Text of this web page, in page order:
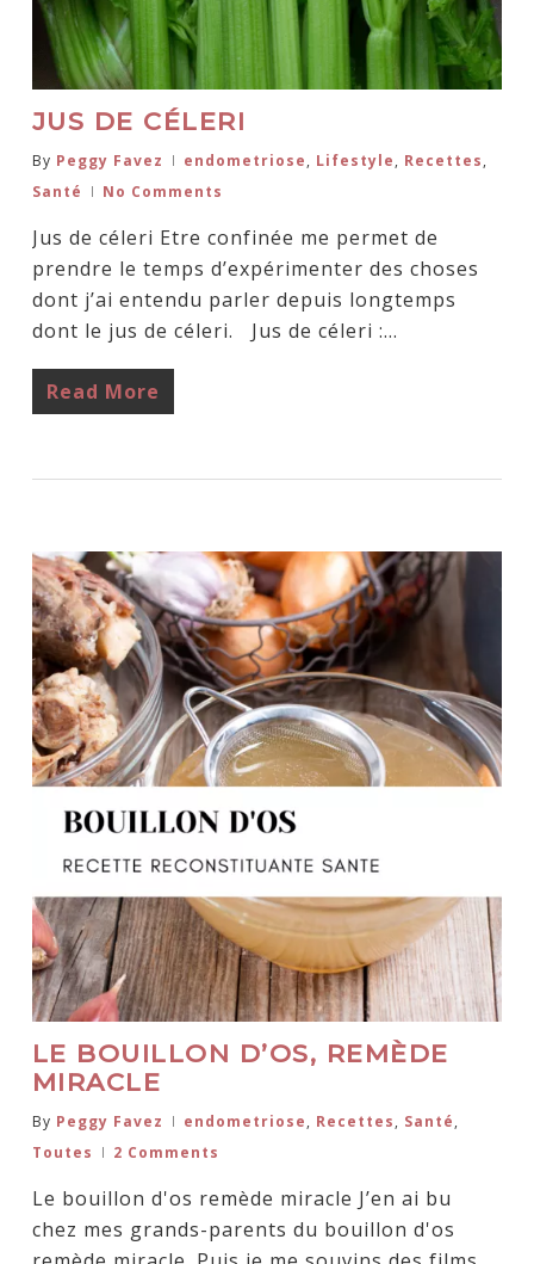
JUS DE CÉLERI
By Peggy Favez endometriose, Lifestyle, Recettes,
Santé
No Comments
Jus de céleri Etre confinée me permet de
prendre le temps d’expérimenter des choses
dont j’ai entendu parler depuis longtemps
dont le jus de céleri. Jus de céleri :…
Read More
LE BOUILLON D’OS, REMÈDE
MIRACLE
By Peggy Favez endometriose, Recettes, Santé,
Toutes
2 Comments
Le bouillon d'os remède miracle J’en ai bu
chez mes grands-parents du bouillon d'os